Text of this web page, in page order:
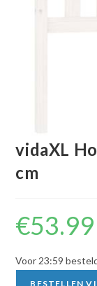
vidaXL
cm
€53.99
Voor 23:59
BESTELLEN